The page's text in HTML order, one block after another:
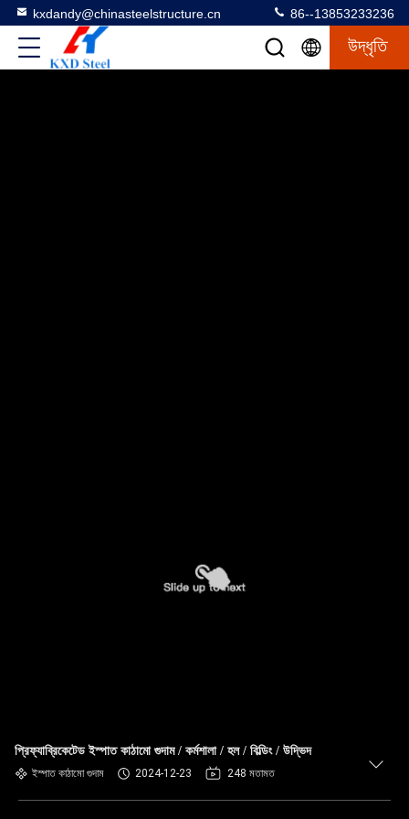
kxdandy@chinasteelstructure.cn 86--13853233236
উদ্ধৃতি
প্রিফ্যাব্রিকেটেড ইস্পাত কাঠামো গুদাম / কর্মশালা / হল / বিল্ডিং / উদ্ভিদ
ইস্পাত কাঠামো গুদাম 2024-12-23 248 মতামত